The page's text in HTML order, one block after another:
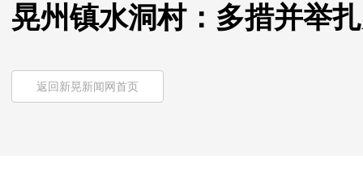
晃州镇水洞村：多措并举
返回新晃新闻网首页